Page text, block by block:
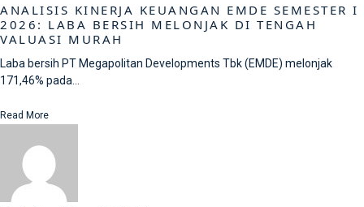
ANALISIS KINERJA KEUANGAN EMDE SEMESTER I
2026: LABA BERSIH MELONJAK DI TENGAH
VALUASI MURAH
Laba bersih PT Megapolitan Developments Tbk (EMDE) melonjak
171,46% pada...
Read More